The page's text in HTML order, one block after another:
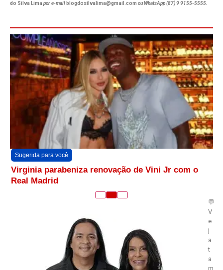
do Silva Lima por e-mail blogdosilvalima@gmail.com ou WhatsApp (87) 9 9155-5555.
Sugerida para você
Virginia parabeniza renovação de Vini Jr com o
Real Madrid
💬
V
e
j
a
t
a
m